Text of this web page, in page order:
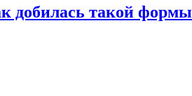
добилась такой формы